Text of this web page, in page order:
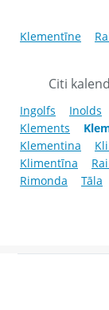
Klementīne
Citi
Ingolfs Inolds
Klements
Klementina
Klimentīna
Rimonda
Tāla